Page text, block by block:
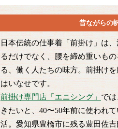
昔ながらの
日本伝統の仕事着「前掛け」は
るだけでなく、腰を締め重いも
る、働く人たちの味方。前掛け
はいなせです。
前掛け専門店「エニシング」 で
きたいと、40〜50年前に使われ
活。愛知県豊橋市に残る豊田佐